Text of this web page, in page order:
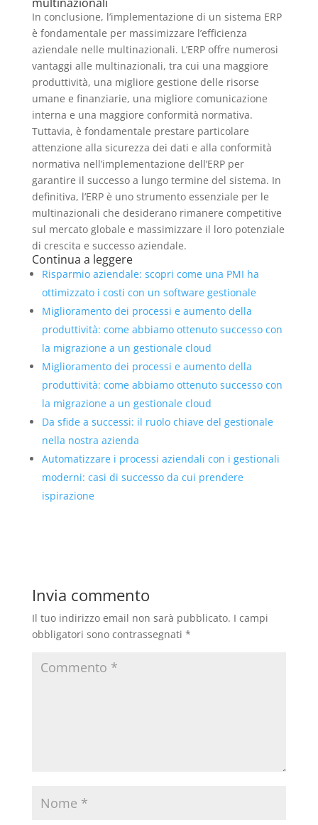
In conclusione, l’implementazione di un sistema ERP
è fondamentale per massimizzare l’efficienza
aziendale nelle multinazionali. L’ERP offre numerosi
vantaggi alle multinazionali, tra cui una maggiore
produttività, una migliore gestione delle risorse
umane e finanziarie, una migliore comunicazione
interna e una maggiore conformità normativa.
Tuttavia, è fondamentale prestare particolare
attenzione alla sicurezza dei dati e alla conformità
normativa nell’implementazione dell’ERP per
garantire il successo a lungo termine del sistema. In
definitiva, l’ERP è uno strumento essenziale per le
multinazionali che desiderano rimanere competitive
sul mercato globale e massimizzare il loro potenziale
di crescita e successo aziendale.
Continua a leggere
Risparmio aziendale: scopri come una PMI ha
ottimizzato i costi con un software gestionale
Miglioramento dei processi e aumento della
produttività: come abbiamo ottenuto successo con
la migrazione a un gestionale cloud
Miglioramento dei processi e aumento della
produttività: come abbiamo ottenuto successo con
la migrazione a un gestionale cloud
Da sfide a successi: il ruolo chiave del gestionale
nella nostra azienda
Automatizzare i processi aziendali con i gestionali
moderni: casi di successo da cui prendere
ispirazione
Invia commento
Il tuo indirizzo email non sarà pubblicato. I campi
obbligatori sono contrassegnati *